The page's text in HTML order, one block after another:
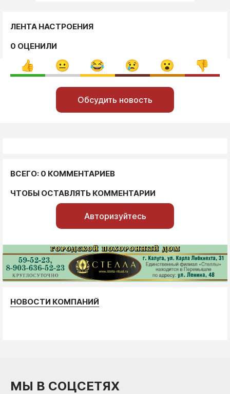
ЛЕНТА НАСТРОЕНИЯ
0 ОЦЕНИЛИ
Обсудить новость
ВСЕГО: 0 КОММЕНТАРИЕВ
ЧТОБЫ ОСТАВЛЯТЬ КОММЕНТАРИИ
Авторизуйтесь
НОВОСТИ КОМПАНИЙ
МЫ В СОЦСЕТЯХ